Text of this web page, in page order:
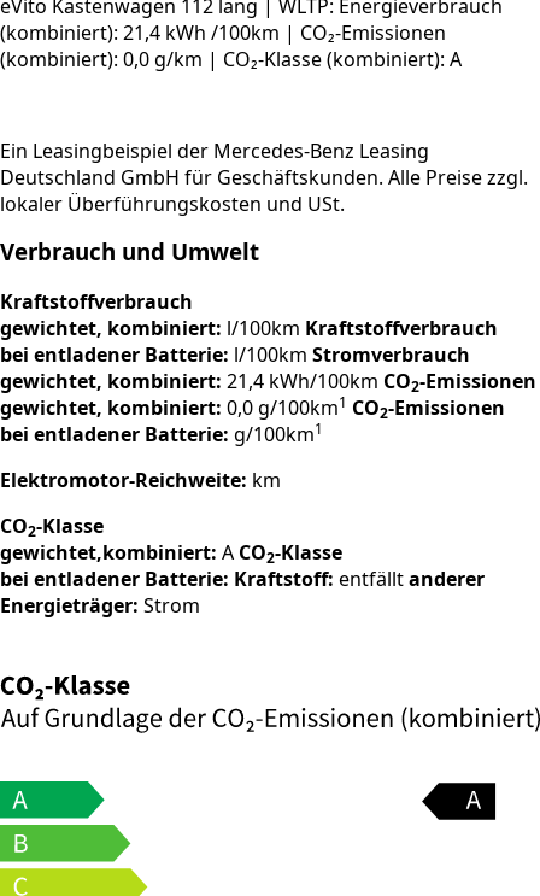
eVito Kastenwagen 112 lang | WLTP: Energieverbrauch
(kombiniert): 21,4 kWh /100km | CO₂-Emissionen
(kombiniert): 0,0 g/km | CO₂-Klasse (kombiniert): A
Ein Leasingbeispiel der Mercedes-Benz Leasing
Deutschland GmbH für Geschäftskunden. Alle Preise zzgl.
lokaler Überführungs­kosten und USt.
Verbrauch und Umwelt
Kraftstoffverbrauch
gewichtet, kombiniert: l/100km Kraftstoffverbrauch
bei entladener Batterie: l/100km Stromverbrauch
gewichtet, kombiniert: 21,4 kWh/100km CO2-Emissionen
gewichtet, kombiniert: 0,0 g/100km1 CO2-Emissionen
bei entladener Batterie: g/100km1
Elektromotor-Reichweite: km
CO2-Klasse
gewichtet,kombiniert: A CO2-Klasse
bei entladener Batterie: Kraftstoff: entfälltanderer
Energieträger: Strom